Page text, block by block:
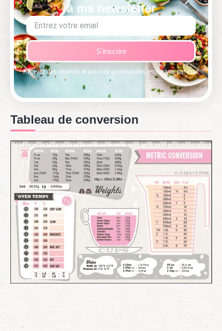
à ma newsletter
S'inscrire
Recevez des recettes et astuces gourmandes exclusives par mail
Tableau de conversion